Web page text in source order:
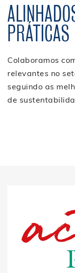
PRÁTICAS
Colaboramos
relevantes no
seguindo as
de